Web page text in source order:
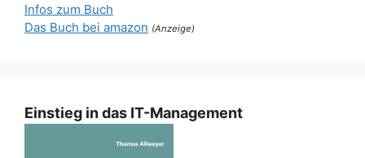
Infos zum Buch
Das Buch bei amazon (Anzeige)
Einstieg in das IT-Management